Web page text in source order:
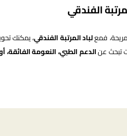
الفندقي
فمعلباد المرتبة الفندقي، يمكنك
تبحث عنالدعم الطبي، النعومة الفائقة،